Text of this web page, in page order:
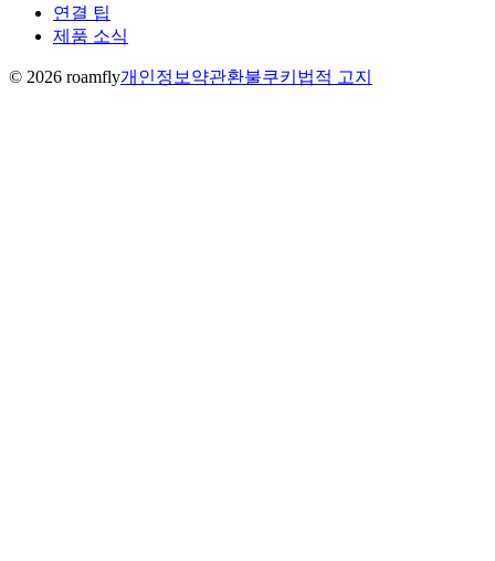
연결 팁
제품 소식
© 2026 roamfly개인정보 약관환불쿠키 법적 고지